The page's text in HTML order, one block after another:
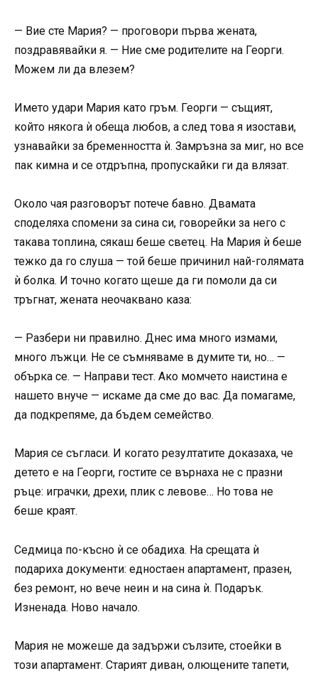
— Вие сте Мария? — проговори първа жената,
поздравявайки я. — Ние сме родителите на Георги.
Можем ли да влезем?
Името удари Мария като гръм. Георги — същият,
който някога ѝ обеща любов, а след това я изостави,
узнавайки за бременността ѝ. Замръзна за миг, но все
пак кимна и се отдръпна, пропускайки ги да влязат.
Около чая разговорът потече бавно. Двамата
споделяха спомени за сина си, говорейки за него с
такава топлина, сякаш беше светец. На Мария ѝ беше
тежко да го слуша — той беше причинил най-голямата
ѝ болка. И точно когато щеше да ги помоли да си
тръгнат, жената неочаквано каза:
— Разбери ни правилно. Днес има много измами,
много лъжци. Не се съмняваме в думите ти, но… —
обърка се. — Направи тест. Ако момчето наистина е
нашето внуче — искаме да сме до вас. Да помагаме,
да подкрепяме, да бъдем семейство.
Мария се съгласи. И когато резултатите доказаха, че
детето е на Георги, гостите се върнаха не с празни
ръце: играчки, дрехи, плик с левове… Но това не
беше краят.
Седмица по-късно ѝ се обадиха. На срещата ѝ
подариха документи: едностаен апартамент, празен,
без ремонт, но вече неин и на сина ѝ. Подарък.
Изненада. Ново начало.
Мария не можеше да задържи сълзите, стоейки в
този апартамент. Старият диван, олющените тапети,